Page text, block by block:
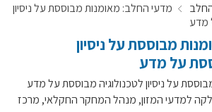
עיסוקן
והמחלבות
החלב
מדעי החלב: מאומנות מבוססת על ניסיון
מדע
מבוססת על ניסיון
על מדע
על ניסיון לטכנולוגיה מבוססת על מדע
למדעי המזון, מנהל המחקר החקלאי, מרכז